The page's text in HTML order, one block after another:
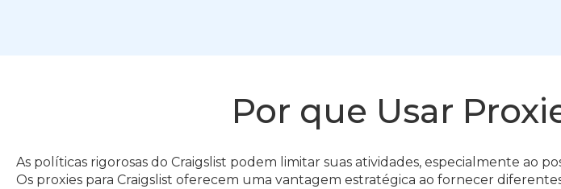
Por que Usar
As políticas rigorosas do Craigslist podem limitar suas atividades, especialmente ao
Os proxies para Craigslist oferecem uma vantagem estratégica ao fornecer